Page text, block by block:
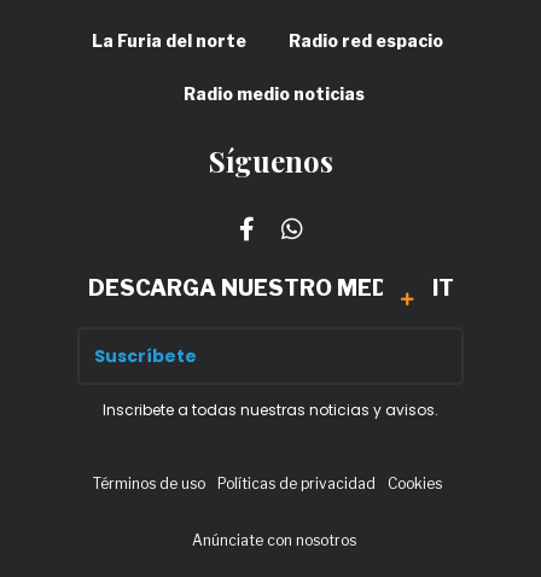
La Furia del norte Radio red espacio
Radio medio noticias
Síguenos
DESCARGA NUESTRO MEDIA KIT
Inscribete a todas nuestras noticias y avisos.
Términos de uso Políticas de privacidad Cookies
Anúnciate con nosotros